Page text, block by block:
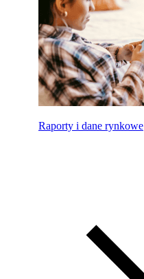
Raporty i dane rynkowe